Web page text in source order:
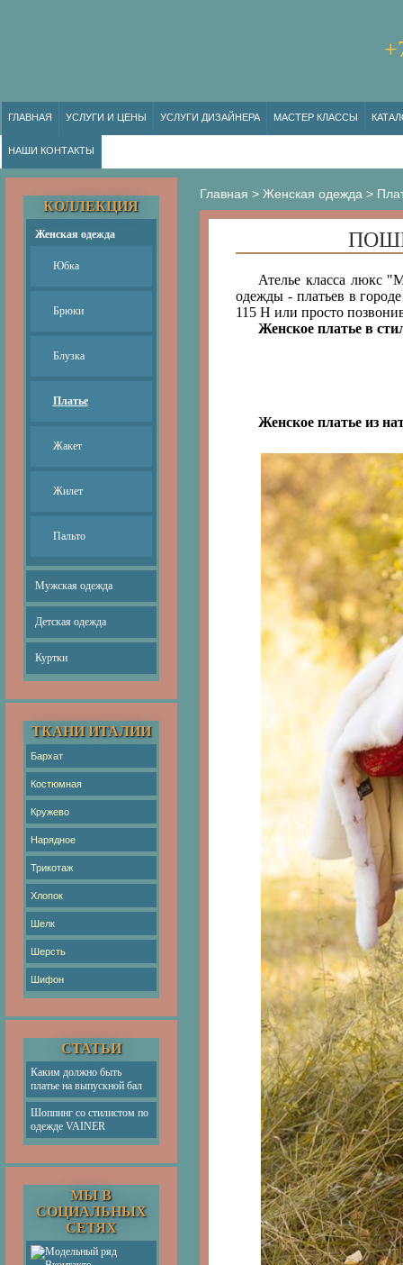
ГЛАВНАЯ УСЛУГИ И ЦЕНЫ УСЛУГИ ДИЗАЙНЕРА МАСТЕР КЛАССЫ
НАШИ КОНТАКТЫ
КОЛЛЕКЦИЯ
Женская одежда
Юбка
Брюки
Блузка
Платье
Жакет
Жилет
Пальто
Мужская одежда
Детская одежда
Куртки
ТКАНИ ИТАЛИИ
Бархат
Костюмная
Кружево
Нарядное
Трикотаж
Хлопок
Шелк
Шерсть
Шифон
СТАТЬИ
Каким должно быть
платье на выпускной бал
Шоппинг со стилистом по
одежде VAINER
МЫ В
СОЦИАЛЬНЫХ
СЕТЯХ
Главная > Женская одежда >
Ателье класса люкс
одежды - платьев в
115 Н или просто
Женское платье в
Женское платье из